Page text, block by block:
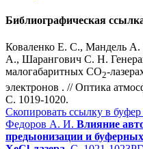
Библиографическая
Коваленко Е. С., Мандель
А., Шарангович С. Н.
малогабаритных CO2-
электронов . // Оптика
С. 1019-1020.
Скопировать ссылку в
Федоров А. И. Влияние
предыонизации и